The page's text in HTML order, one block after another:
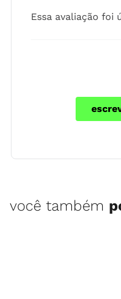
Essa avaliação foi
você também